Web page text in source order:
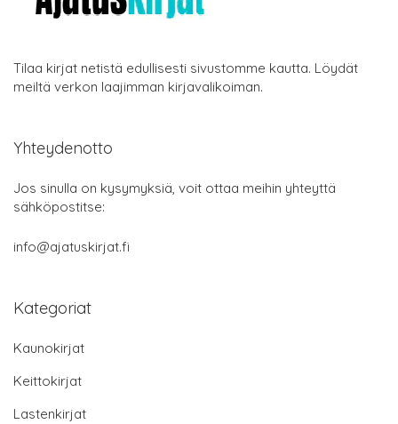
Tilaa kirjat netistä edullisesti sivustomme kautta. Löydät
meiltä verkon laajimman kirjavalikoiman.
Yhteydenotto
Jos sinulla on kysymyksiä, voit ottaa meihin yhteyttä
sähköpostitse:
info@ajatuskirjat.fi
Kategoriat
Kaunokirjat
Keittokirjat
Lastenkirjat